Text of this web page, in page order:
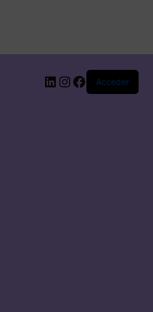
LinkedIn
Instagram
Facebook
Acceder